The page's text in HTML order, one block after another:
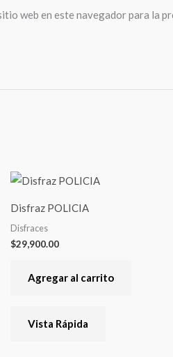
web en este navegador para la
Disfraz POLICIA
Disfraces
$29,900.00
Agregar al carrito
Vista Rápida